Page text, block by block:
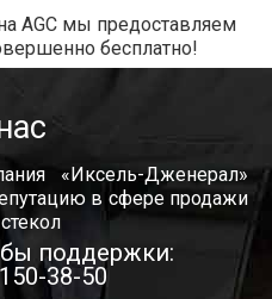
AGC мы предоставляем
бесплатно!
«Иксель-Дженерал»
в сфере продажи
поддержки:
38-50